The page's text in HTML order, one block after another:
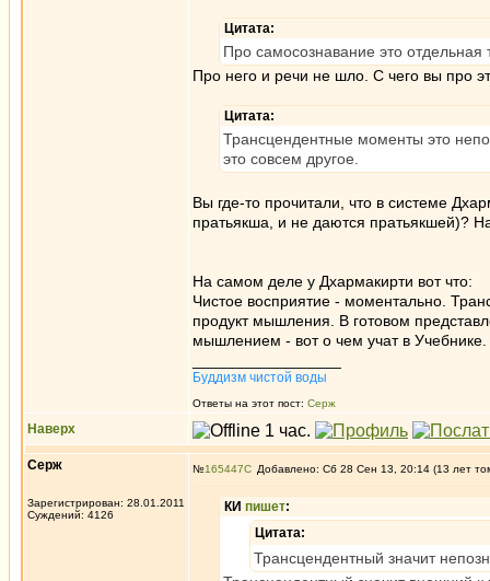
Цитата:
Про самосознавание это отдельная
Про него и речи не шло. С чего вы про
Цитата:
Трансцендентные моменты это
это совсем другое.
Вы где-то прочитали, что в системе
пратьякша, и не даются пратьякшей)?
На самом деле у Дхармакирти вот что:
Чистое восприятие - моментально.
продукт мышления. В готовом
мышлением - вот о чем учат в Учебнике.
Буддизм чистой воды
Ответы на этот пост: Серж
Наверх
Серж
Зарегистрирован: 28.01.2011
Суждений: 4126
№165447 Добавлено: Сб 28 Сен 13, 20:14 (13 лет
КИ пишет:
Цитата:
Трансцендентный значит